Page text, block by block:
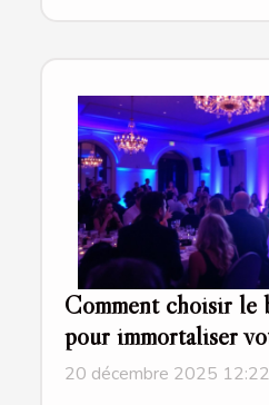
Comment choisir le
pour immortaliser
20 décembre 2025 12:22